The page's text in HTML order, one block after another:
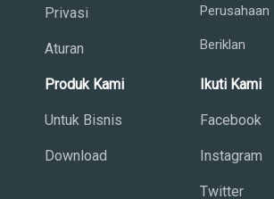
Privasi
Aturan
Perusahaan
Beriklan
Produk Kami
Untuk Bisnis
Download
Ikuti Kami
Facebook
Instagram
Twitter